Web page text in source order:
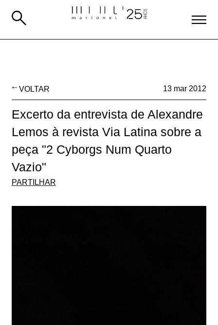
VOLTAR 13 mar 2012
Excerto da entrevista de Alexandre
Lemos à revista Via Latina sobre a
peça "2 Cyborgs Num Quarto
Vazio"
PARTILHAR